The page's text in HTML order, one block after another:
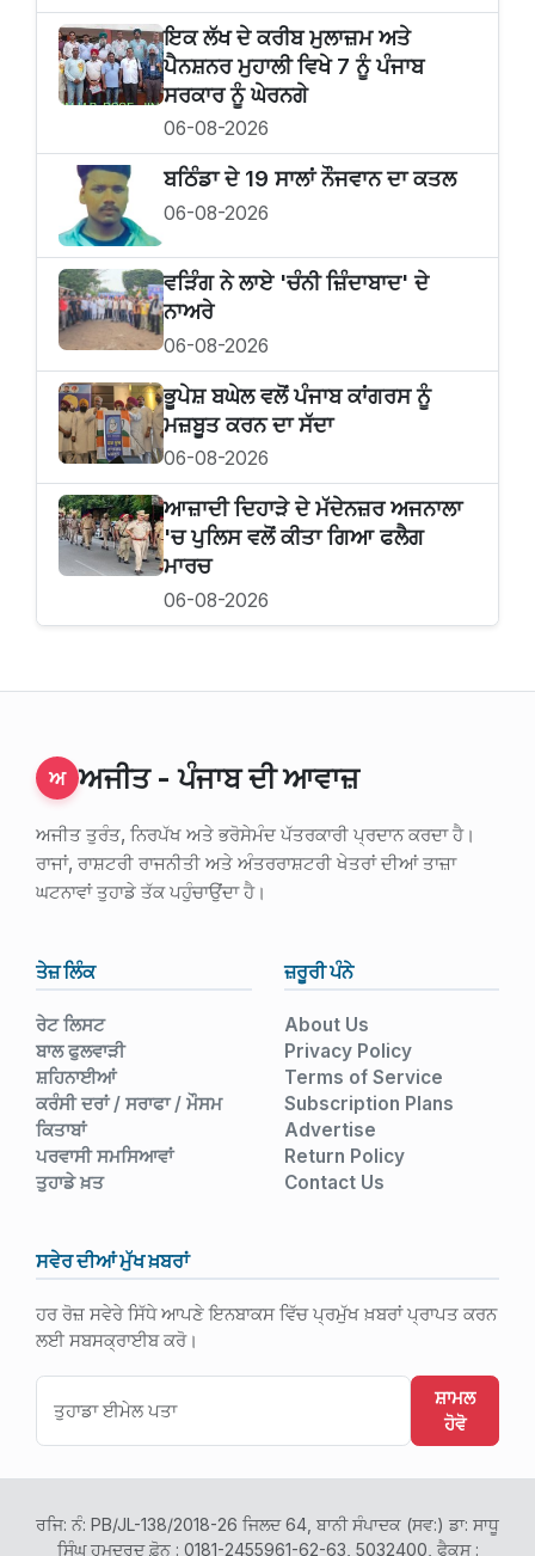
ਇਕ ਲੱਖ ਦੇ ਕਰੀਬ ਮੁਲਾਜ਼ਮ ਅਤੇ
ਪੈਨਸ਼ਨਰ ਮੁਹਾਲੀ ਵਿਖੇ 7 ਨੂੰ ਪੰਜਾਬ
ਸਰਕਾਰ ਨੂੰ ਘੇਰਨਗੇ
06-08-2026
ਬਠਿੰਡਾ ਦੇ 19 ਸਾਲਾਂ ਨੌਜਵਾਨ ਦਾ ਕਤਲ
06-08-2026
ਵੜਿੰਗ ਨੇ ਲਾਏ 'ਚੰਨੀ ਜ਼ਿੰਦਾਬਾਦ' ਦੇ
ਨਾਅਰੇ
06-08-2026
ਭੂਪੇਸ਼ ਬਘੇਲ ਵਲੋਂ ਪੰਜਾਬ ਕਾਂਗਰਸ ਨੂੰ
ਮਜ਼ਬੂਤ ਕਰਨ ਦਾ ਸੱਦਾ
06-08-2026
ਆਜ਼ਾਦੀ ਦਿਹਾੜੇ ਦੇ ਮੱਦੇਨਜ਼ਰ ਅਜਨਾਲਾ
'ਚ ਪੁਲਿਸ ਵਲੋਂ ਕੀਤਾ ਗਿਆ ਫਲੈਗ
ਮਾਰਚ
06-08-2026
ਅ ਅਜੀਤ - ਪੰਜਾਬ ਦੀ ਆਵਾਜ਼
ਅਜੀਤ ਤੁਰੰਤ, ਨਿਰਪੱਖ ਅਤੇ ਭਰੋਸੇਮੰਦ ਪੱਤਰਕਾਰੀ ਪ੍ਰਦਾਨ ਕਰਦਾ ਹੈ।
ਰਾਜਾਂ, ਰਾਸ਼ਟਰੀ ਰਾਜਨੀਤੀ ਅਤੇ ਅੰਤਰਰਾਸ਼ਟਰੀ ਖੇਤਰਾਂ ਦੀਆਂ ਤਾਜ਼ਾ
ਘਟਨਾਵਾਂ ਤੁਹਾਡੇ ਤੱਕ ਪਹੁੰਚਾਉਂਦਾ ਹੈ।
ਤੇਜ਼ ਲਿੰਕ
ਰੇਟ ਲਿਸਟ
ਬਾਲ ਫੁਲਵਾੜੀ
ਸ਼ਹਿਨਾਈਆਂ
ਕਰੰਸੀ ਦਰਾਂ / ਸਰਾਫਾ / ਮੌਸਮ
ਕਿਤਾਬਾਂ
ਪਰਵਾਸੀ ਸਮਸਿਆਵਾਂ
ਤੁਹਾਡੇ ਖ਼ਤ
ਜ਼ਰੂਰੀ ਪੰਨੇ
About Us
Privacy Policy
Terms of Service
Subscription Plans
Advertise
Return Policy
Contact Us
ਸਵੇਰ ਦੀਆਂ ਮੁੱਖ ਖ਼ਬਰਾਂ
ਹਰ ਰੋਜ਼ ਸਵੇਰੇ ਸਿੱਧੇ ਆਪਣੇ ਇਨਬਾਕਸ ਵਿੱਚ ਪ੍ਰਮੁੱਖ ਖ਼ਬਰਾਂ ਪ੍ਰਾਪਤ ਕਰਨ
ਲਈ ਸਬਸਕ੍ਰਾਈਬ ਕਰੋ।
ਸ਼ਾਮਲ
ਹੋਵੋ
ਰਜਿ: ਨੰ: PB/JL-138/2018-26 ਜਿਲਦ 64, ਬਾਨੀ ਸੰਪਾਦਕ (ਸਵ:) ਡਾ: ਸਾਧੂ
ਸਿੰਘ ਹਮਦਰਦ ਫ਼ੋਨ : 0181-2455961-62-63, 5032400, ਫੈਕਸ :